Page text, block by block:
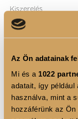
Az Ön adatainak
Mi és a 1022
adatait, így például
használva, mint a
hozzáférünk az
Kiszerelés
KOSÁRBA